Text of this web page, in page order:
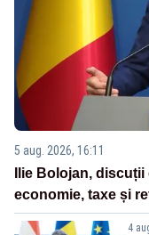
5 aug. 2026, 16:11
Ilie Bolojan,
economie, taxe și
4